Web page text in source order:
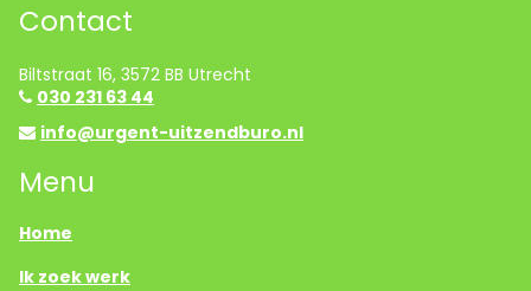
Contact
Biltstraat 16, 3572 BB Utrecht
030 231 63 44
info@urgent-uitzendburo.nl
Menu
Home
Ik zoek werk